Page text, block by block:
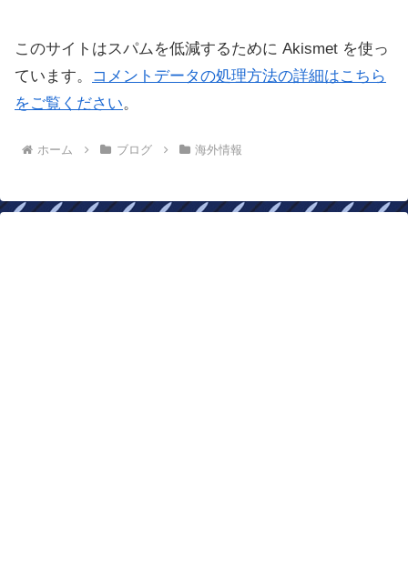
このサイトはスパムを低減するために Akismet を使っ
ています。
コメントデータの処理方法の詳細はこちら
をご覧ください。
ホーム ブログ 海外情報